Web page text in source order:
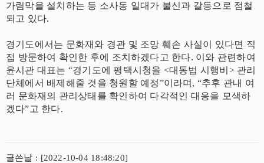
가림막을 설치하는 등 소사동 일대가 불신과 갈등으로 점철
되고 있다.
경기도에서는 문화재와 경관 및 조망 훼손 사실이 있다면 직
접 방문하여 확인한 후에 조치하겠다고 한다. 이와 관련하여
윤시관 대표는 “경기도에 평택시청을 <대동법 시행비> 관리
단체에서 배제해줄 것을 청원할 예정”이라며, “추후 관내 여
러 문화재의 관리상태를 확인하여 다각적인 대응을 모색하
겠다”고 한다.
글쓴날 : [2022-10-04 18:48:20]